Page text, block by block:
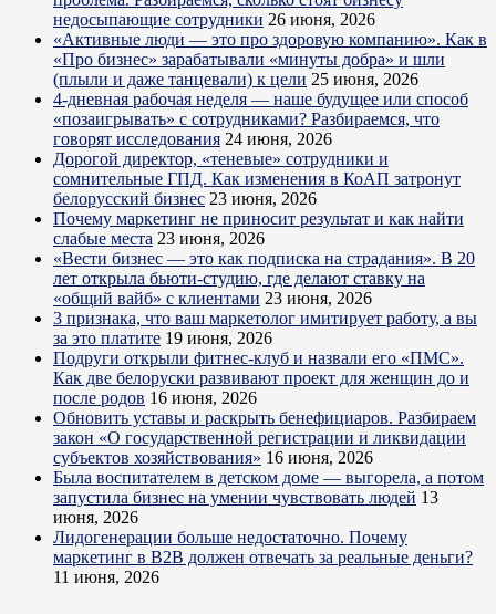
недосыпающие сотрудники 26 июня, 2026
«Активные люди — это про здоровую компанию». Как в
«Про бизнес» зарабатывали «минуты добра» и шли
(плыли и даже танцевали) к цели 25 июня, 2026
4-дневная рабочая неделя — наше будущее или способ
«позаигрывать» с сотрудниками? Разбираемся, что
говорят исследования 24 июня, 2026
Дорогой директор, «теневые» сотрудники и
сомнительные ГПД. Как изменения в КоАП затронут
белорусский бизнес 23 июня, 2026
Почему маркетинг не приносит результат и как найти
слабые места 23 июня, 2026
«Вести бизнес — это как подписка на страдания». В 20
лет открыла бьюти-студию, где делают ставку на
«общий вайб» с клиентами 23 июня, 2026
3 признака, что ваш маркетолог имитирует работу, а вы
за это платите 19 июня, 2026
Подруги открыли фитнес-клуб и назвали его «ПМС».
Как две белоруски развивают проект для женщин до и
после родов 16 июня, 2026
Обновить уставы и раскрыть бенефициаров. Разбираем
закон «О государственной регистрации и ликвидации
субъектов хозяйствования» 16 июня, 2026
Была воспитателем в детском доме — выгорела, а потом
запустила бизнес на умении чувствовать людей 13
июня, 2026
Лидогенерации больше недостаточно. Почему
маркетинг в B2B должен отвечать за реальные деньги?
11 июня, 2026